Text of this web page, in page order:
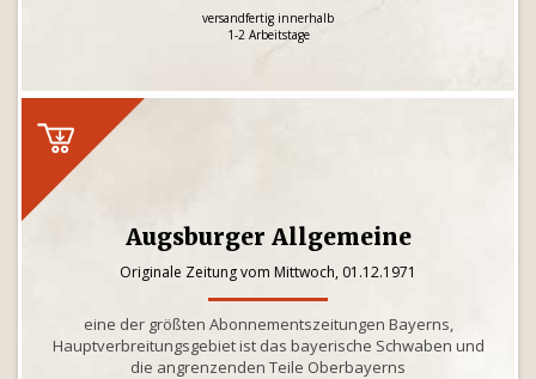
versandfertig innerhalb
1-2 Arbeitstage
Augsburger Allgemeine
Originale Zeitung vom Mittwoch, 01.12.1971
eine der größten Abonnementszeitungen Bayerns,
Hauptverbreitungsgebiet ist das bayerische Schwaben und
die angrenzenden Teile Oberbayerns